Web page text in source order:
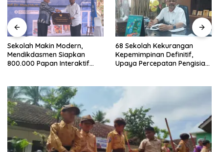
Sekolah Makin Modern,
Mendikdasmen Siapkan
800.000 Papan Interaktif
68 Sekolah Kekurangan
Kepemimpinan Definitif,
Upaya Percepatan Pengisian